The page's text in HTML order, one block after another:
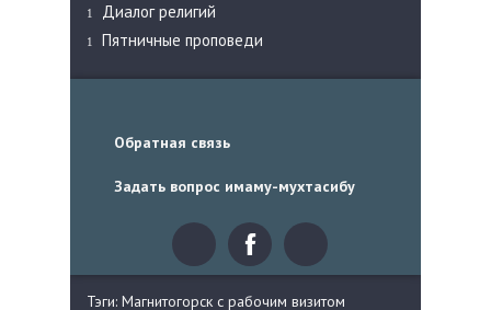
Диалог религий
Пятничные проповеди
Обратная связь
Задать вопрос имаму-мухтасибу
Тэги: Магнитогорск с рабочим визитом